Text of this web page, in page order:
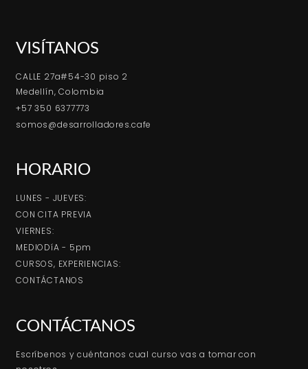
VISÍTANOS
CALLE 27a#54-30 piso 2
Medellín, Colombia
+57 350 6377773
somos@desarrolladores.cafe
HORARIO
LUNES - JUEVES:
CON CITA PREVIA
VIERNES:
MEDIODíA - 5pm
CURSOS, EXPERIENCIAS:
CONTÁCTANOS
CONTÁCTANOS
Escríbenos y cuéntanos cual curso vas a tomar con